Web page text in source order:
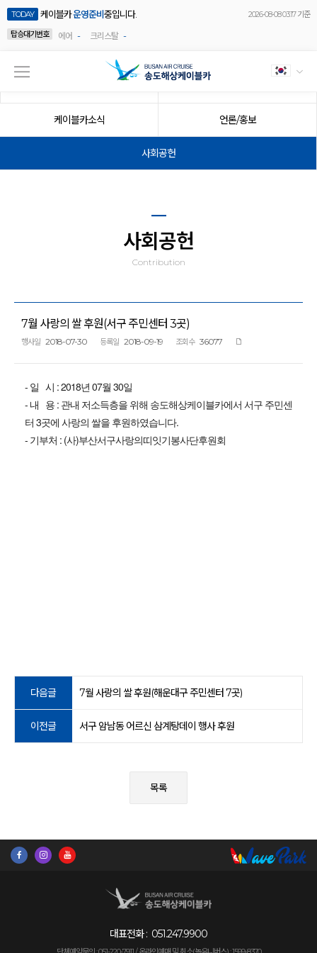
TODAY 케이블카운영준비 중입니다.
2026-08-08 03:17 기준
탑승대기번호
에어 - 크리스탈 -
케이블카소식 언론/홍보
사회공헌
사회공헌
Contribution
7월 사랑의 쌀 후원(서구 주민센터 3곳)
행사일 2018-07-30 등록일 2018-09-19 조회수 36077
- 일 시 : 2018년 07월 30일
- 내 용 : 관내 저소득층을 위해 송도해상케이블카에서 서구 주민센
터 3곳에 사랑의 쌀을 후원하였습니다.
- 기부처 : (사)부산서구사랑의띠잇기봉사단후원회
다음글 7월 사랑의 쌀 후원(해운대구 주민센터 7곳)
이전글 서구 암남동 어르신 삼계탕데이 행사 후원
목록
대표전화 : 051.247.9900